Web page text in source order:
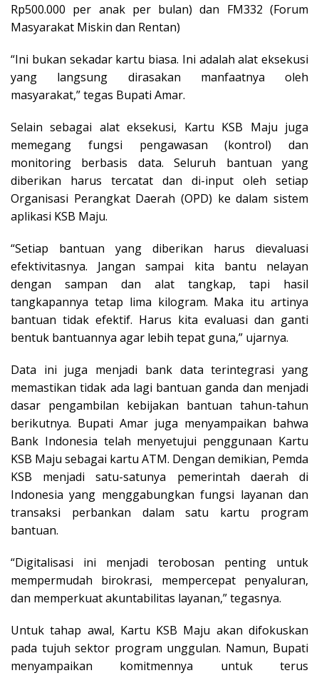
Rp500.000 per anak per bulan) dan FM332 (Forum
Masyarakat Miskin dan Rentan)
“Ini bukan sekadar kartu biasa. Ini adalah alat eksekusi
yang langsung dirasakan manfaatnya oleh
masyarakat,” tegas Bupati Amar.
Selain sebagai alat eksekusi, Kartu KSB Maju juga
memegang fungsi pengawasan (kontrol) dan
monitoring berbasis data. Seluruh bantuan yang
diberikan harus tercatat dan di-input oleh setiap
Organisasi Perangkat Daerah (OPD) ke dalam sistem
aplikasi KSB Maju.
“Setiap bantuan yang diberikan harus dievaluasi
efektivitasnya. Jangan sampai kita bantu nelayan
dengan sampan dan alat tangkap, tapi hasil
tangkapannya tetap lima kilogram. Maka itu artinya
bantuan tidak efektif. Harus kita evaluasi dan ganti
bentuk bantuannya agar lebih tepat guna,” ujarnya.
Data ini juga menjadi bank data terintegrasi yang
memastikan tidak ada lagi bantuan ganda dan menjadi
dasar pengambilan kebijakan bantuan tahun-tahun
berikutnya. Bupati Amar juga menyampaikan bahwa
Bank Indonesia telah menyetujui penggunaan Kartu
KSB Maju sebagai kartu ATM. Dengan demikian, Pemda
KSB menjadi satu-satunya pemerintah daerah di
Indonesia yang menggabungkan fungsi layanan dan
transaksi perbankan dalam satu kartu program
bantuan.
“Digitalisasi ini menjadi terobosan penting untuk
mempermudah birokrasi, mempercepat penyaluran,
dan memperkuat akuntabilitas layanan,” tegasnya.
Untuk tahap awal, Kartu KSB Maju akan difokuskan
pada tujuh sektor program unggulan. Namun, Bupati
menyampaikan komitmennya untuk terus